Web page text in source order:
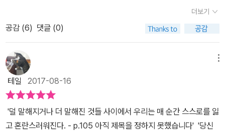
런 고발이 도리어 가부장제를 보충하고 강화한다고 지적한다. “여성
의 몸에 대한 무조건적인 긍정도, 여성의 몸에 각인된 경험이 전제하
는 죄의식이나 수치심도 모두 가부장제의 권력을 방증하는 남성적 시
선에 근거한다(70쪽).” 이를 넘어서는 힘은 강간 그 자체가 아무것도
아니라고 선언하는 주체의 결단에 있다. 이때 비르지니 데팡트의 강
간 이론은 “강간을 지금과 같은 조건에서는 어쩔 수 없이 감당해야 하
는 재해로 간주하라고 설득(90쪽)”하는 주장을 적극적으로 받아들
인다는 점에서 독보적이다. 강간 경험과 피해자 서사에 함몰되지 말
고 이에 쾌락주의적 가벼움으로 맞서라는 도발적인 주장에 놀랄 독자
초점은 정확하지 않은 것 같다. 피해자 A의 고발을 철석같이 믿고 그
를 보호하기 위해 2차 가해가 될지 모르는 L 작가의 만화를 거부하는
이분법적이다. 여러 논의를 거칠 시간이나 기회도 없이 빠르게 진행
된 이유는 뭘까. 사람은 단순하기도 하지만 사람의 심리를 건드리는
요인들은 아주 복잡하고 파급력이 크다. L 작가의 만화가 여성 혐오
의 문제, 약자의 울분, 외톨이의 욕망 등을 대변해주는 문제적 작품이
었다고 해도 그를 폐기처분하려는 이 움직임의 구심력은 L 작가에게
있다고 생각한다. L 작가는 2016년 10월 19일 1차 입장문에서 “저
-기억과 인식, 판단과 평가는 적지 않게 끊임없이 재구성되는 것이기
도 하며 특히 이런 관점에서 강력한 양효실선생님의 글은 당신의 오
해처럼 그리 '핀트가 어긋나도 한참 어긋난 글'도 아니고 나름대로 오
랜 기간 성폭력 피해자 지원운동을 해오시면서 종종 심각한 내적 모
순에 빠지게 되는 사례들에 대한 성찰과 고민을 통해 도달하게 된 결
론이기에 전심을 다 해 경청할 충분한 가치가 있다. 왜냐하면 “동일한
사건이라 하더라도 그 사건을 기억하는 사람들은 저마다 다른 내러티
브에 따라 다른 경험으로 인식”한다는 철학자 이언 해킹의 통찰은 흔
더보기
공감 (6) 댓글 (0)
테일 2017-08-16
'덜 말해지거나 더 말해진 것들 사이에서 우리는 매 순간 스스로를 잃
고 혼란스러워진다. - p.105 아직 제목을 정하지 못했습니다' '당신